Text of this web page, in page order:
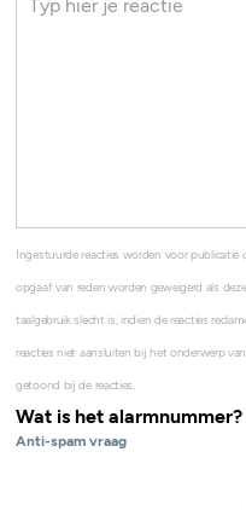
Ingestuurde reacties worden voor publicatie
opgaaf van reden worden geweigerd als
taalgebruik slecht is, indien de reacties
reacties niet aansluiten bij het onderwerp
getoond bij de reacties.
Wat is het alarmnummer?
Anti-spam vraag